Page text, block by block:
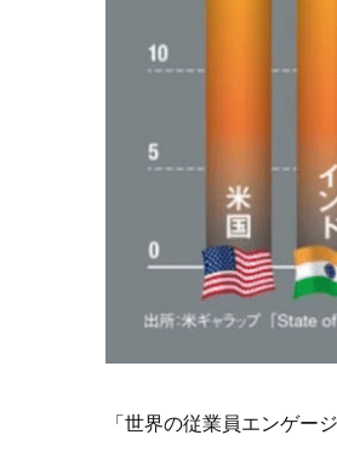
「世界の従業員エンゲー